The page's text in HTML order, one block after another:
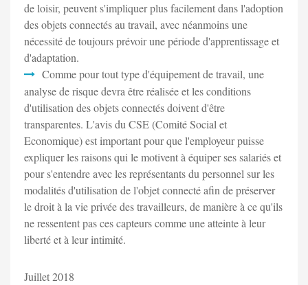
de loisir, peuvent s'impliquer plus facilement dans l'adoption
des objets connectés au travail, avec néanmoins une
nécessité de toujours prévoir une période d'apprentissage et
d'adaptation.
Comme pour tout type d'équipement de travail, une
analyse de risque devra être réalisée et les conditions
d'utilisation des objets connectés doivent d'être
transparentes. L'avis du CSE (Comité Social et
Economique) est important pour que l'employeur puisse
expliquer les raisons qui le motivent à équiper ses salariés et
pour s'entendre avec les représentants du personnel sur les
modalités d'utilisation de l'objet connecté afin de préserver
le droit à la vie privée des travailleurs, de manière à ce qu'ils
ne ressentent pas ces capteurs comme une atteinte à leur
liberté et à leur intimité.
Juillet 2018